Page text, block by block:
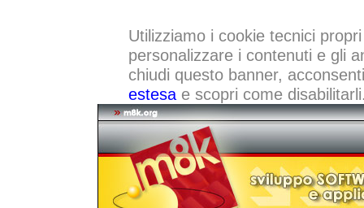
Utilizziamo i cookie tecnici
personalizzare i contenuti e gli
chiudi questo banner,
estesae scopri come